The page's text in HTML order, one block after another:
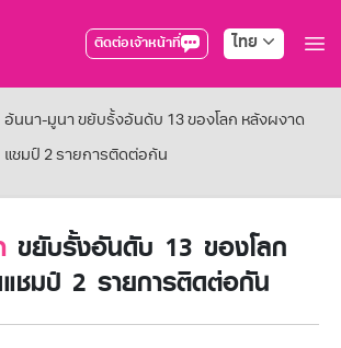
ติดต่อเจ้าหน้าที่ ไทย
วิชันส์นาวทั้งหมด
จานดาวเทียม
อันนา-มูนา ขยับรั้งอันดับ 13 ของโลก หลังผงาด
แชมป์ 2 รายการติดต่อกัน
ขยับรั้งอันดับ 13 ของโลก
ชมป์ 2 รายการติดต่อกัน